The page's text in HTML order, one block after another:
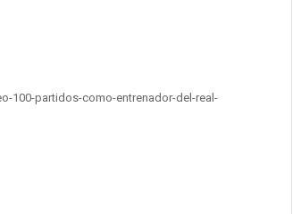
100-partidos-como-entrenador-del-real-